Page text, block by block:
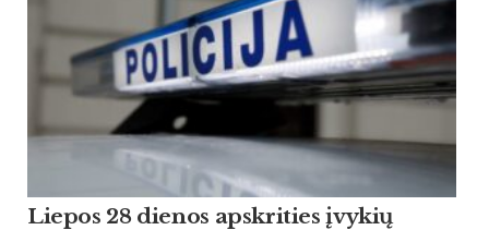
Liepos 28 dienos apskrities įvykių